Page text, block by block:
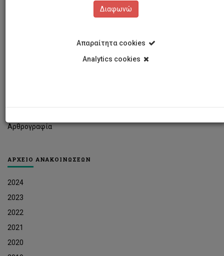
Αρθρογραφία
ΑΡΧΕΙΟ ΑΝΑΚΟΙΝΩΣΕΩΝ
2024
2023
2022
2021
2020
Διαφωνώ
Απαραίτητα cookies
Analytics cookies